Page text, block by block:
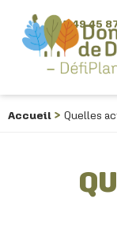
05 49 45
Accueil Quelles